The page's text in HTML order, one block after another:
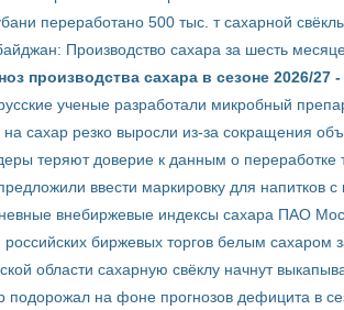
переработано 500 тыс. т сахарной
Производство сахара за шесть
производства сахара в сезоне 2026/
ученые разработали микробный
сахар резко выросли из-за сокращения
теряют доверие к данным о переработке
ввести маркировку для напитков
внебиржевые индексы сахара ПАО
российских биржевых торгов белым сахаром
области сахарную свёклу начнут
подорожал на фоне прогнозов дефицита в